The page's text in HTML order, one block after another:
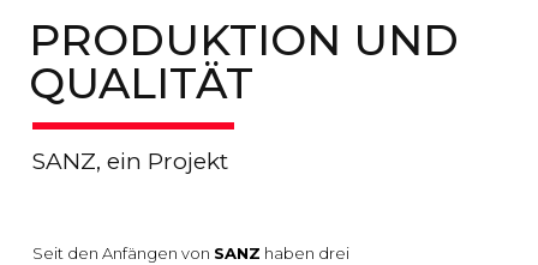
PRODUKTION UND
QUALITÄT
SANZ, ein Projekt
Seit den Anfängen von SANZ haben drei